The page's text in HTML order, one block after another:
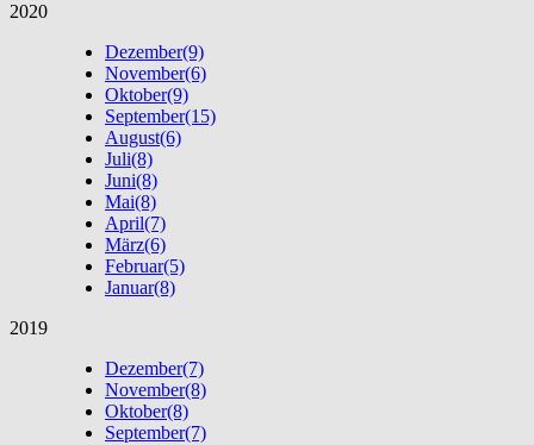
2020
Dezember(9)
November(6)
Oktober(9)
September(15)
August(6)
Juli(8)
Juni(8)
Mai(8)
April(7)
März(6)
Februar(5)
Januar(8)
2019
Dezember(7)
November(8)
Oktober(8)
September(7)